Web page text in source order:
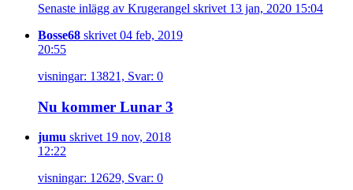
Senaste inlägg av Krugerangel skrivet 13 jan, 2020 15:04
Bosse68 skrivet 04 feb, 2019
20:55
visningar: 13821, Svar: 0
Nu kommer Lunar 3
jumu skrivet 19 nov, 2018
12:22
visningar: 12629, Svar: 0